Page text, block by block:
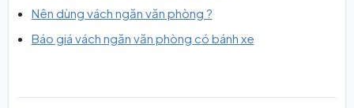
Nên dùng vách ngăn văn phòng ?
Báo giá vách ngăn văn phòng có bánh xe